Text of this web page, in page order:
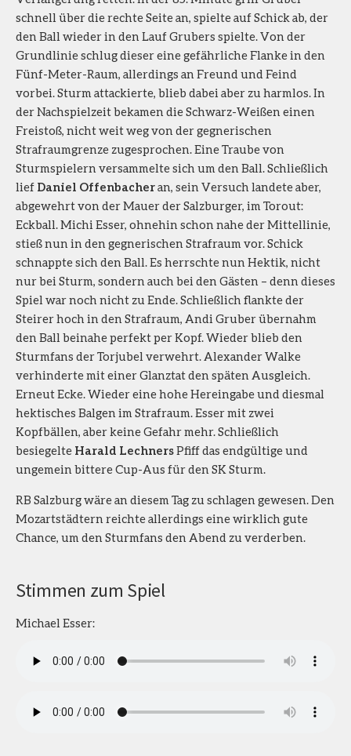
schnell über die rechte Seite an, spielte auf Schick ab, der
den Ball wieder in den Lauf Grubers spielte. Von der
Grundlinie schlug dieser eine gefährliche Flanke in den
Fünf-Meter-Raum, allerdings an Freund und Feind
vorbei. Sturm attackierte, blieb dabei aber zu harmlos. In
der Nachspielzeit bekamen die Schwarz-Weißen einen
Freistoß, nicht weit weg von der gegnerischen
Strafraumgrenze zugesprochen. Eine Traube von
Sturmspielern versammelte sich um den Ball. Schließlich
lief Daniel Offenbacheran, sein Versuch landete aber,
abgewehrt von der Mauer der Salzburger, im Torout:
Eckball. Michi Esser, ohnehin schon nahe der Mittellinie,
stieß nun in den gegnerischen Strafraum vor. Schick
schnappte sich den Ball. Es herrschte nun Hektik, nicht
nur bei Sturm, sondern auch bei den Gästen – denn dieses
Spiel war noch nicht zu Ende. Schließlich flankte der
Steirer hoch in den Strafraum, Andi Gruber übernahm
den Ball beinahe perfekt per Kopf. Wieder blieb den
Sturmfans der Torjubel verwehrt. Alexander Walke
verhinderte mit einer Glanztat den späten Ausgleich.
Erneut Ecke. Wieder eine hohe Hereingabe und diesmal
hektisches Balgen im Strafraum. Esser mit zwei
Kopfbällen, aber keine Gefahr mehr. Schließlich
besiegelte Harald LechnersPfiff das endgültige und
ungemein bittere Cup-Aus für den SK Sturm.
RB Salzburg wäre an diesem Tag zu schlagen gewesen. Den
Mozartstädtern reichte allerdings eine wirklich gute
Chance, um den Sturmfans den Abend zu verderben.
Stimmen zum Spiel
Michael Esser: